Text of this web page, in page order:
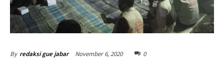
By redaksi gue jabar November 6, 2020 0